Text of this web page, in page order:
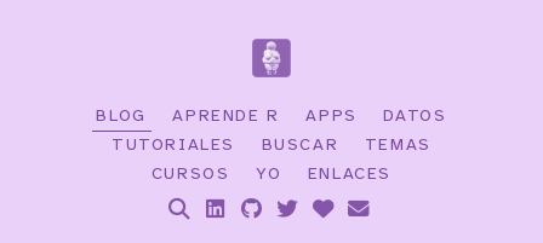
BLOG APRENDE R APPS
DATOS
TUTORIALES
BUSCAR
TEMAS
CURSOS
YO ENLACES